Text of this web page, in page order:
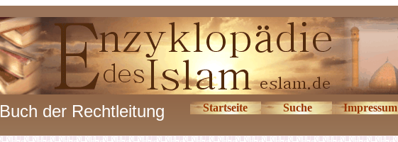
Buch der Rechtleitung Startseite Suche Impressum